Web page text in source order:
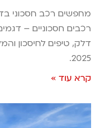
מחפשים רכב חסכוני
רכבים חסכוניים –
דלק, טיפים לחיסכון
2025.
קרא עוד »